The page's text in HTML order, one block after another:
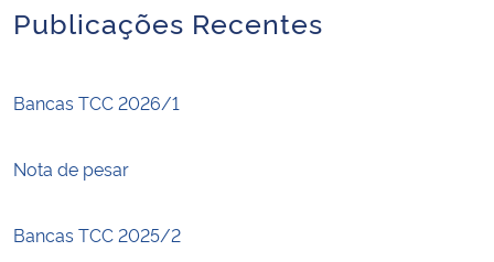
Ministério da Mulher, da Família e dos Direitos Humanos
Secretaria-Geral
Secretaria de Governo
Publicações Recentes
Bancas TCC 2026/1
Nota de pesar
Bancas TCC 2025/2